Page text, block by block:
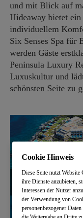
und mit Blick auf
Hideaway bietet
individuellem
Six Senses Spa für
werden Gäste
Peninsula Luxury
Luxuskultur und
schönsten Seite zu
Cookie Hinweis
Diese Seite nutzt
ihre Dienste anzubieten,
Interessen der Nutzer
der Verwendung von
personenbezogener